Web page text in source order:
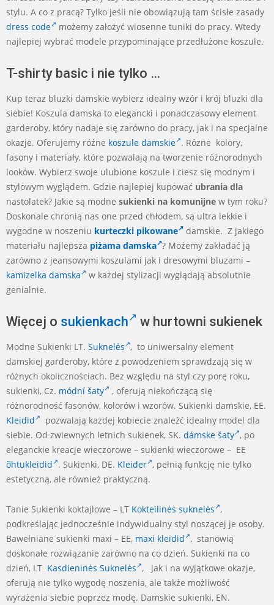
stylu. A co z pracą? Tylko jeśli nie obowiązują tam ścisłe zasady
dress code
możemy założyć wiosenne tuniki do pracy. Wtedy
najlepiej wybrać modele przypominające przedłużone koszule.
T-shirty basic i nie tylko …
Kup teraz bluzki damskie wybierz idealny wzór i krój bluzki dla
siebie! Koszula damska to elegancki i ponadczasowy element
garderoby, który nadaje się zarówno do pracy, jak i na specjalne
okazje. Oferujemy różne koszule damskie . Rózne kolory,
fasony i materiały, które pozwalają na tworzenie różnorodnych
looków. Wybierz swoje ulubione koszule i ciesz się modnym i
stylowym wyglądem. Gdzie najlepiej kupować ubrania dla
nastolatek? Jakie są modne sukienki na komunijne w tym roku?
Doskonale chronią nas one przed chłodem, są ultra lekkie i
wygodne w noszeniu kurteczki pikowane
damskie. Z jakiego
materiału najlepsza piżama damska ? Możemy zakładać ją
zarówno z jeansowymi koszulami jak i dresowymi bluzami –
kamizelka damska
w każdej stylizacji wyglądają absolutnie
genialnie.
Więcej o sukienkach w hurtowni sukienek
Modne Sukienki LT. Suknelės , to uniwersalny element
damskiej garderoby, które z powodzeniem sprawdzają się w
różnych okolicznościach. Bez względu na styl czy porę roku,
sukienki, Cz. módní šaty
, oferują niekończącą się
różnorodność fasonów, kolorów i wzorów. Sukienki damskie, EE.
Kleidid
pozwalają każdej kobiecie znaleźć idealny model dla
siebie. Od zwiewnych letnich sukienek, SK. dámske šaty , po
eleganckie kreacje wieczorowe – sukienki wieczorowe – EE
õhtukleidid . Sukienki, DE. Kleider , pełnią funkcję nie tylko
estetyczną, ale również praktyczną.
Tanie Sukienki koktajlowe – LT Kokteilinės suknelės ,
podkreślając jednocześnie indywidualny styl noszącej je osoby.
Bawełniane sukienki maxi – EE, maxi kleidid , stanowią
doskonałe rozwiązanie zarówno na co dzień. Sukienki na co
dzień, LT Kasdieninės Suknelės , jak i na wyjątkowe okazje,
oferują nie tylko wygodę noszenia, ale także możliwość
wyrażenia siebie poprzez modę. Damskie sukienki, EN.